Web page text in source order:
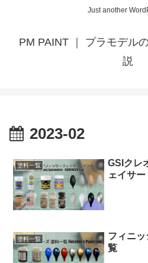
Just another
PM PAINT ｜ プラモデル
説
2023-02
塗料一覧
GSIクレ
ェイサ
塗料一覧
フィニ
覧